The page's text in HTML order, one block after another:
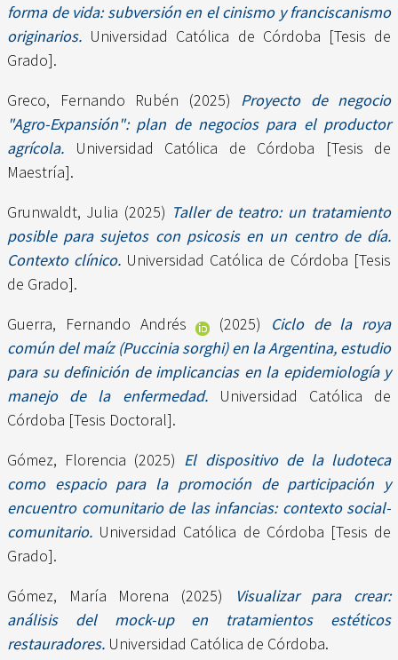
forma de vida: subversión en el cinismo y franciscanismo
originarios. Universidad Católica de Córdoba [Tesis de
Grado].
Greco, Fernando Rubén (2025) Proyecto de negocio
"Agro-Expansión": plan de negocios para el productor
agrícola. Universidad Católica de Córdoba [Tesis de
Maestría].
Grunwaldt, Julia (2025) Taller de teatro: un tratamiento
posible para sujetos con psicosis en un centro de día.
Contexto clínico. Universidad Católica de Córdoba [Tesis
de Grado].
Guerra, Fernando Andrés
(2025) Ciclo de la roya
común del maíz (Puccinia sorghi) en la Argentina, estudio
para su definición de implicancias en la epidemiología y
manejo de la enfermedad.Universidad Católica de
Córdoba [Tesis Doctoral].
Gómez, Florencia (2025) El dispositivo de la ludoteca
como espacio para la promoción de participación y
encuentro comunitario de las infancias: contexto social-
comunitario. Universidad Católica de Córdoba [Tesis de
Grado].
Gómez, María Morena (2025)
Visualizar para crear:
análisis del mock-up en tratamientos estéticos
restauradores. Universidad Católica de Córdoba.